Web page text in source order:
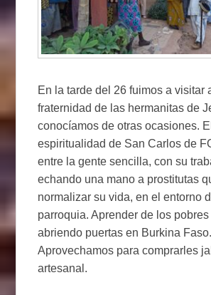
En la tarde del 26 fuimos a visitar
fraternidad de las hermanitas de
conocíamos de otras ocasiones.
espiritualidad de San Carlos de
entre la gente sencilla, con su
echando una mano a prostitutas
normalizar su vida, en el entorno
parroquia. Aprender de los
abriendo puertas en Burkina Faso.
Aprovechamos para comprarles
artesanal.